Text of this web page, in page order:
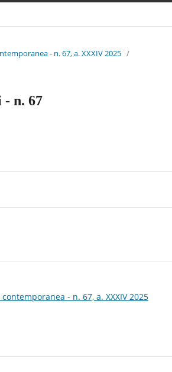
- n. 67, a. XXXIV 2025 /
n. 67
- n. 67, a. XXXIV 2025